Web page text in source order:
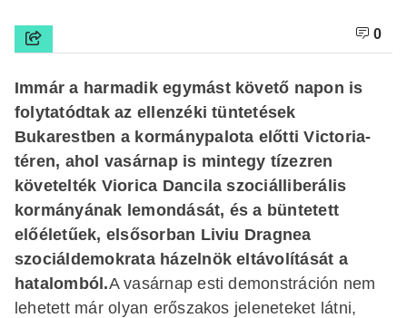
0
Immár a harmadik egymást követő napon is
folytatódtak az ellenzéki tüntetések
Bukarestben a kormánypalota előtti Victoria-
téren, ahol vasárnap is mintegy tízezren
követelték Viorica Dancila szociálliberális
kormányának lemondását, és a büntetett
előéletűek, elsősorban Liviu Dragnea
szociáldemokrata házelnök eltávolítását a
hatalomból.A vasárnap esti demonstráción nem
lehetett már olyan erőszakos jeleneteket látni,